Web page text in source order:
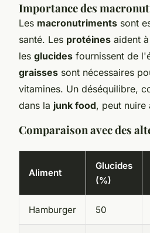
Importance des
Les macronutriments sont
santé. Les protéines aident
les glucides fournissent de
graisses sont nécessaires
vitamines. Un déséquilibre,
dans la junk food, peut nuire
Comparaison avec des
Aliment
Glucides
(%)
Hamburger 50